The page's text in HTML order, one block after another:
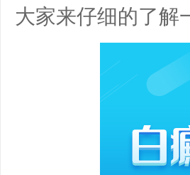
大家来仔细的了解